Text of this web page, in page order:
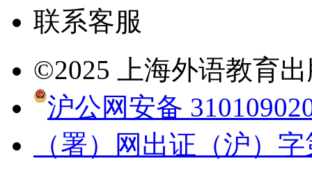
联系客服
©2025 上海外语教育
沪公网安备
（署）网出证（沪）